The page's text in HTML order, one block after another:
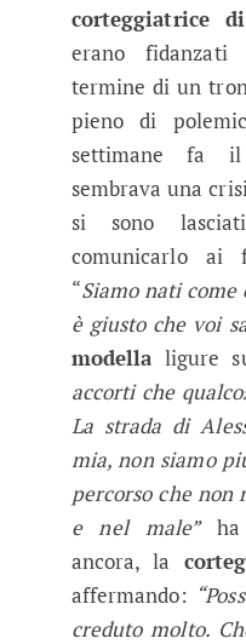
corteggiatrice
erano
termine di un
pieno di
settimane fa il
sembrava una
si sono
comunicarlo ai
“Siamo nati
è giusto che voi
modellaligure
accorti che
La strada di
mia, non siamo
percorso che non
e nel male”ha
ancora, la
affermando:
creduto molto.